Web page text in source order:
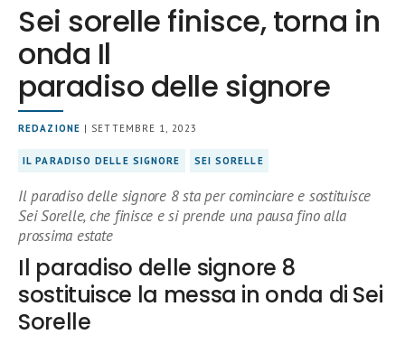
Sei sorelle finisce, torna in
onda Il
paradiso delle signore
REDAZIONE | SETTEMBRE 1, 2023
IL PARADISO DELLE SIGNORE SEI SORELLE
Il paradiso delle signore 8 sta per cominciare e sostituisce
Sei Sorelle, che finisce e si prende una pausa fino alla
prossima estate
Il paradiso delle signore 8
sostituisce la messa in onda di Sei
Sorelle